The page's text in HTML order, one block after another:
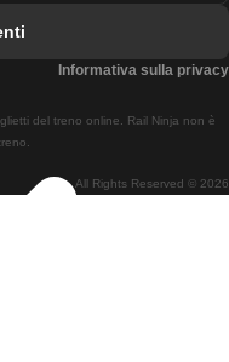
All Rights Reserved © 2026
del treno online. Rail Ninja non è
Informativa sulla privacy